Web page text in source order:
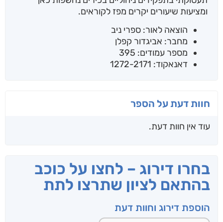
ומציעות שיעורים יקרים מפז לקוראים.
הוצאה לאור: ספרי ניב
מחבר: אביגדור קפלן
מספר עמודים: 395
דאנאקוד: 1272-2171
חוות דעת על הספר
עוד אין חוות דעת.
בחרו דירוג – לחצו על כוכב
בהתאם לציון שתרצו לתת
הוספת דירוג וחוות דעת